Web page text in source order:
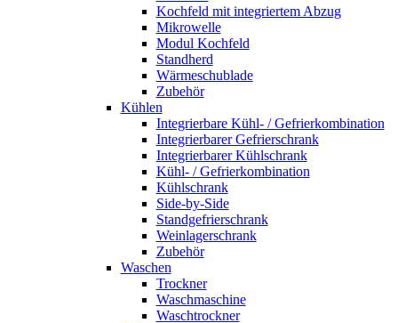
Kochfeld mit integriertem Abzug
Mikrowelle
Modul Kochfeld
Standherd
Wärmeschublade
Zubehör
Kühlen
Integrierbare Kühl- / Gefrierkombination
Integrierbarer Gefrierschrank
Integrierbarer Kühlschrank
Kühl- / Gefrierkombination
Kühlschrank
Side-by-Side
Standgefrierschrank
Weinlagerschrank
Zubehör
Waschen
Trockner
Waschmaschine
Waschtrockner